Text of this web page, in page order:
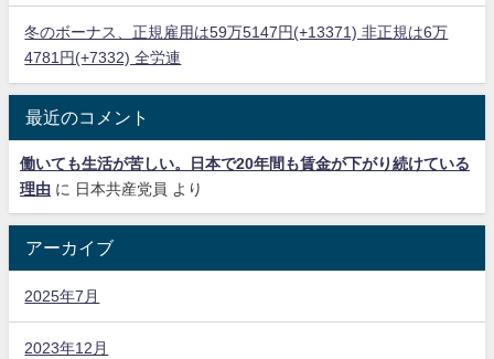
冬のボーナス、正規雇用は59万5147円(+13371) 非正規は6万
4781円(+7332) 全労連
最近のコメント
働いても生活が苦しい。日本で20年間も賃金が下がり続けている
理由 に 日本共産党員 より
アーカイブ
2025年7月
2023年12月